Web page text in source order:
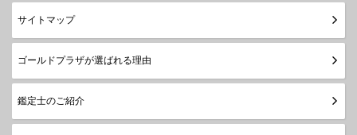
サイトマップ
ゴールドプラザが選ばれる理由
鑑定士のご紹介